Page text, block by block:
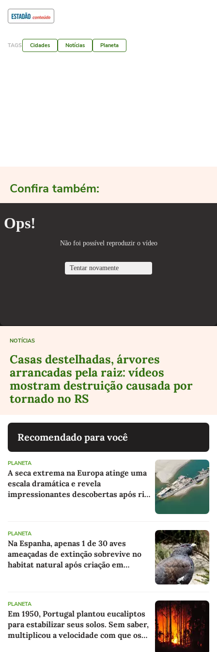
TAGS Cidades Notícias Planeta
Confira também:
NOTÍCIAS
Casas destelhadas, árvores
arrancadas pela raiz: vídeos
mostram destruição causada por
tornado no RS
Recomendado para você
PLANETA
A seca extrema na Europa atinge uma
escala dramática e revela
impressionantes descobertas após rio
PLANETA
Na Espanha, apenas 1 de 30 aves
ameaçadas de extinção sobrevive no
habitat natural após criação em
PLANETA
Em 1950, Portugal plantou eucaliptos
para estabilizar seus solos. Sem saber,
multiplicou a velocidade com que os